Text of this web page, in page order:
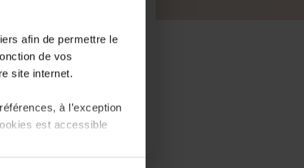
afin de permettre le
de vos
site internet.
à l’exception
est accessible